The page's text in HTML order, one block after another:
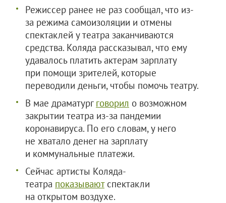
Режиссер ранее не раз сообщал, что из-
за режима самоизоляции и отмены
спектаклей у театра заканчиваются
средства. Коляда рассказывал, что ему
удавалось платить актерам зарплату
при помощи зрителей, которые
переводили деньги, чтобы помочь театру.
В мае драматург говорил о возможном
закрытии театра из-за пандемии
коронавируса. По его словам, у него
не хватало денег на зарплату
и коммунальные платежи.
Сейчас артисты Коляда-
театра показываютспектакли
на открытом воздухе.